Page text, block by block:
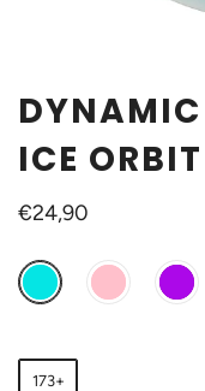
ICE
€24,90
173+